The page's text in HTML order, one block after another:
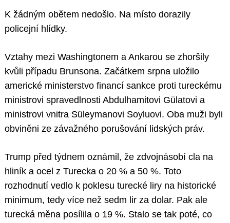
K žádným obětem nedošlo. Na místo dorazily
policejní hlídky.
Vztahy mezi Washingtonem a Ankarou se zhoršily
kvůli případu Brunsona. Začátkem srpna uložilo
americké ministerstvo financí sankce proti tureckému
ministrovi spravedlnosti Abdulhamitovi Gülatovi a
ministrovi vnitra Süleymanovi Soyluovi. Oba muži byli
obviněni ze závažného porušování lidských práv.
Trump před týdnem oznámil, že zdvojnásobí cla na
hliník a ocel z Turecka o 20 % a 50 %. Toto
rozhodnutí vedlo k poklesu turecké liry na historické
minimum, tedy více než sedm lir za dolar. Pak ale
turecká měna posílila o 19 %. Stalo se tak poté, co